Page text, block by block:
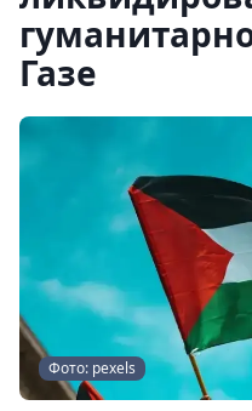
Газе
Фото: pexels